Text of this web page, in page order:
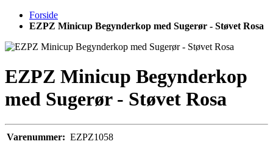
Forside
EZPZ Minicup Begynderkop med Sugerør - Støvet Rosa
EZPZ Minicup Begynderkop
med Sugerør - Støvet Rosa
Varenummer: EZPZ1058